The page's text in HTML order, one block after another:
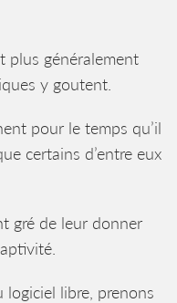
plus généralement
y goutent.
pour le temps qu’il
certains d’entre eux
gré de leur donner
logiciel libre, prenons